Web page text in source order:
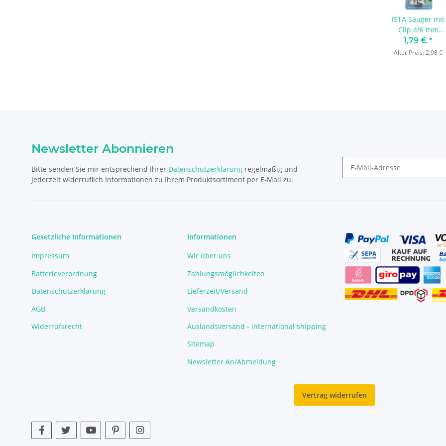
ISTA Sauger mit
Clip 4/6 mm
weiß - 4 Stück
1,79 € *
Alter Preis:2,98 €
Newsletter Abonnieren
Bitte senden Sie mir entsprechend Ihrer Datenschutzerklärung regelmäßig und
jederzeit widerruflich Informationen zu Ihrem Produktsortiment per E-Mail zu.
Gesetzliche Informationen
Impressum
Batterieverordnung
Datenschutzerklärung
AGB
Widerrufsrecht
Informationen
Wir über uns
Zahlungsmöglichkeiten
Lieferzeit/Versand
Versandkosten
Auslandsversand - international shipping
Sitemap
Newsletter An/Abmeldung
Vertrag widerrufen